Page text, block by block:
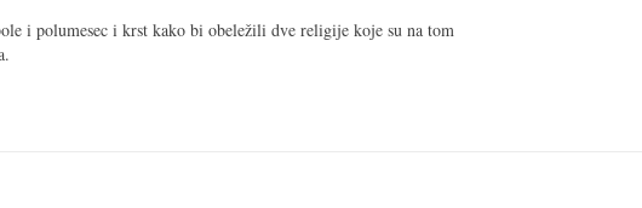
i polumesec i krst kako bi obeležili dve religije koje su na tom